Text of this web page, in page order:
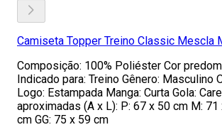
Camiseta Topper Treino Classic Mescla
Composição: 100% Poliéster Cor
Indicado para: Treino Gênero: Masculino
Logo: Estampada Manga: Curta Gola:
aproximadas (A x L): P: 67 x 50 cm M: 71
cm GG: 75 x 59 cm